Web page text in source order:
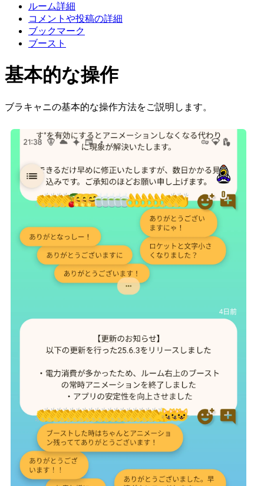
ルーム詳細
コメントや投稿の詳細
ブックマーク
ブースト
基本的な操作
ブラキャニの基本的な操作方法をご説明します。